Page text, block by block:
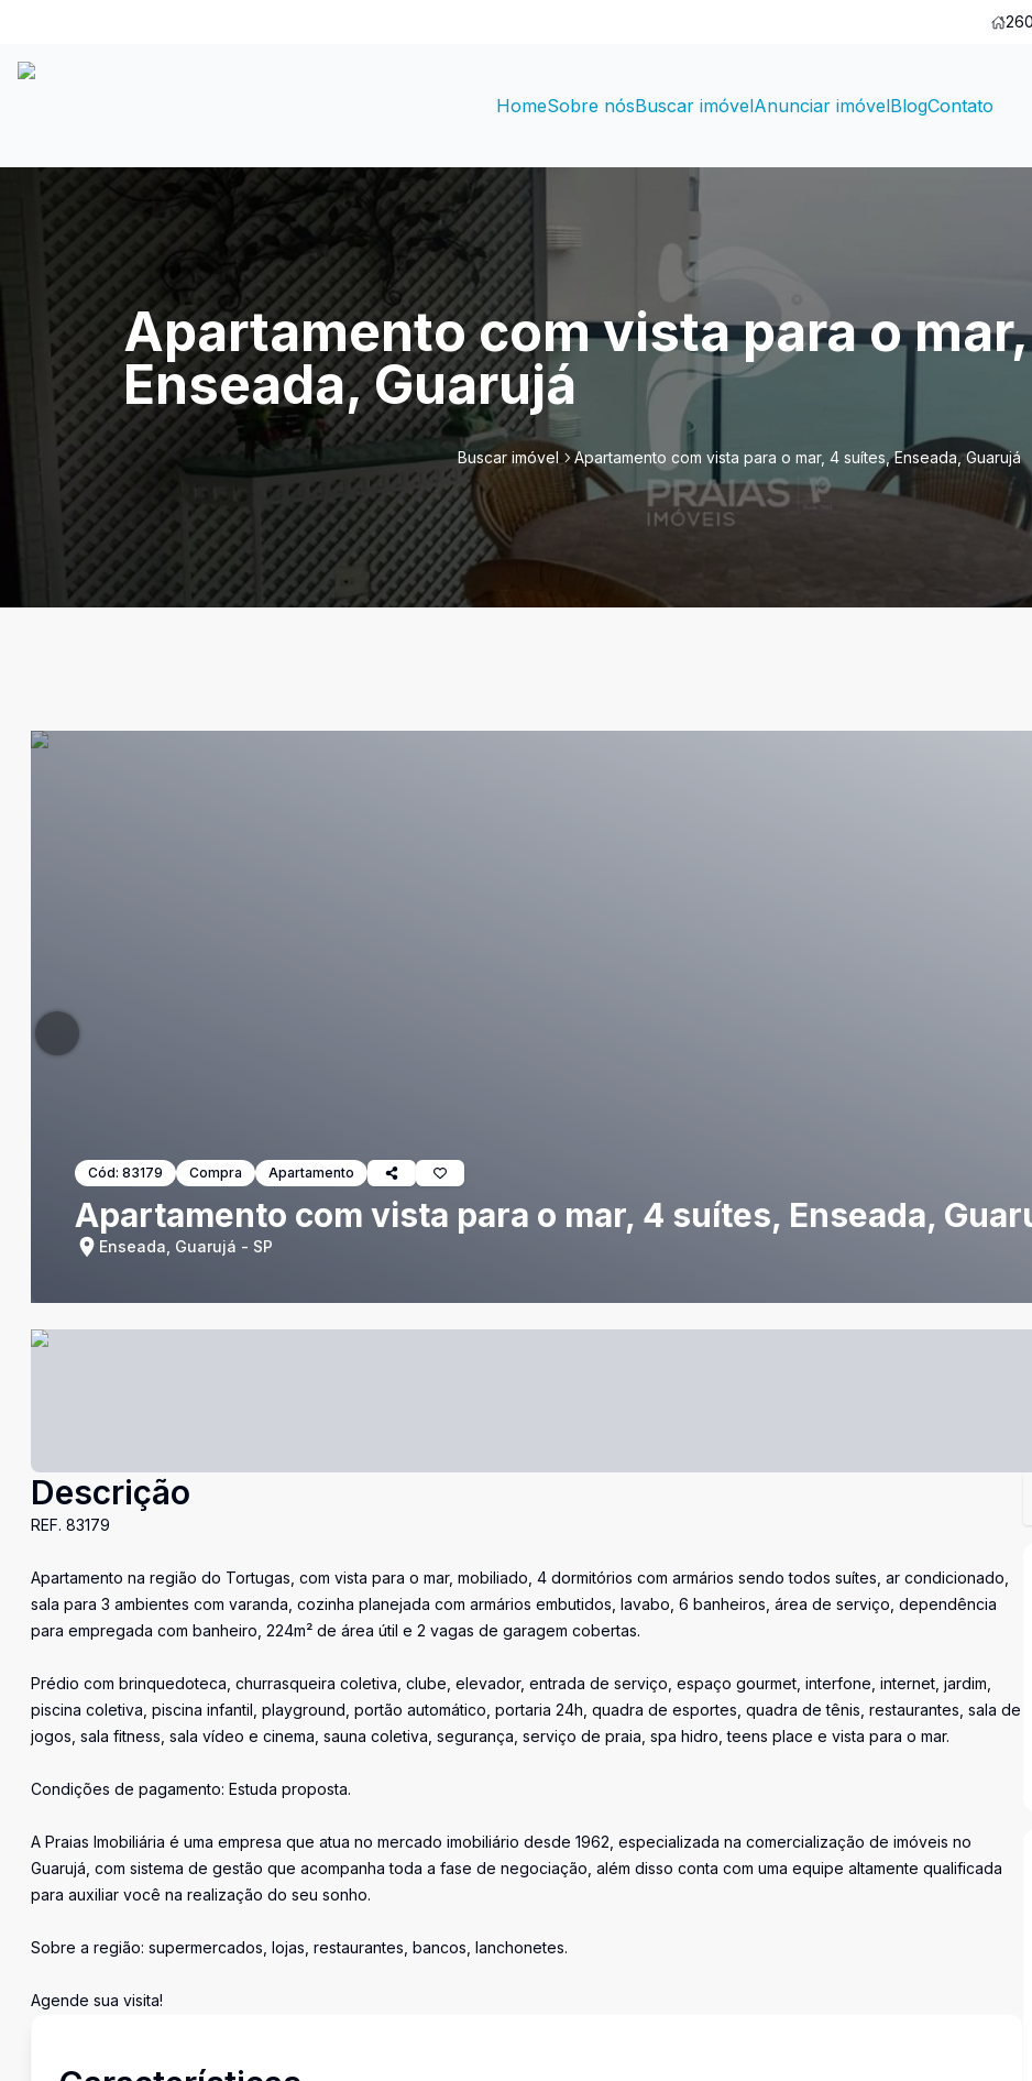
HomeSobre nósBuscar imóvelAnunciar imóvelBlogContato
Apartamento com vista para o
Enseada, Guarujá
Buscar imóvel Apartamento com vista para o mar, 4 suítes, Enseada, Guarujá
Cód: 83179 Compra Apartamento
Apartamento com vista para o mar, 4 suítes, Enseada,
Enseada, Guarujá - SP
Descrição
REF. 83179
Apartamento na região do Tortugas, com vista para o mar, mobiliado, 4 dormitórios com armários sendo todos suítes, ar condicionado,
sala para 3 ambientes com varanda, cozinha planejada com armários embutidos, lavabo, 6 banheiros, área de serviço, dependência
para empregada com banheiro, 224m² de área útil e 2 vagas de garagem cobertas.
Prédio com brinquedoteca, churrasqueira coletiva, clube, elevador, entrada de serviço, espaço gourmet, interfone, internet, jardim,
piscina coletiva, piscina infantil, playground, portão automático, portaria 24h, quadra de esportes, quadra de tênis, restaurantes, sala de
jogos, sala fitness, sala vídeo e cinema, sauna coletiva, segurança, serviço de praia, spa hidro, teens place e vista para o mar.
Condições de pagamento: Estuda proposta.
A Praias Imobiliária é uma empresa que atua no mercado imobiliário desde 1962, especializada na comercialização de imóveis no
Guarujá, com sistema de gestão que acompanha toda a fase de negociação, além disso conta com uma equipe altamente qualificada
para auxiliar você na realização do seu sonho.
Sobre a região: supermercados, lojas, restaurantes, bancos, lanchonetes.
Agende sua visita!